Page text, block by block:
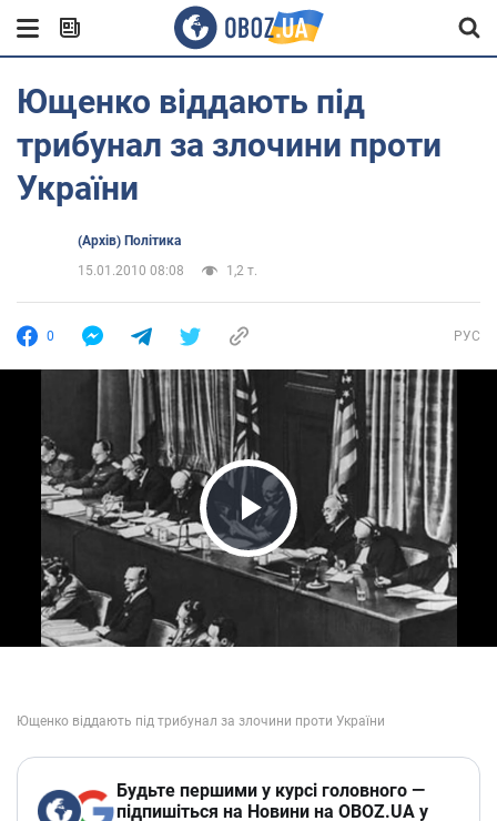
Ющенко віддають під
трибунал за злочини проти
України
(Архів) Політика
15.01.2010 08:08
1,2 т.
0 РУС
Play Video
Будьте першими у курсі головного —
підпишіться на Новини на OBOZ.UA у